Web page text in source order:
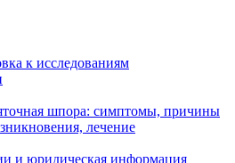
к исследованиям
шпора: симптомы, причины
лечение
и юридическая информация